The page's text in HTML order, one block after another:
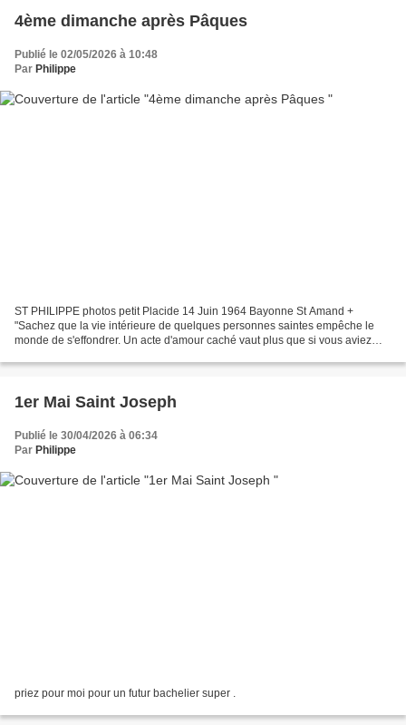
4ème dimanche après Pâques
Publié le 02/05/2026 à 10:48
Par Philippe
ST PHILIPPE photos petit Placide 14 Juin 1964 Bayonne St Amand +
"Sachez que la vie intérieure de quelques personnes saintes empêche le
monde de s'effondrer. Un acte d'amour caché vaut plus que si vous aviez
1er Mai Saint Joseph
Publié le 30/04/2026 à 06:34
Par Philippe
priez pour moi pour un futur bachelier super .